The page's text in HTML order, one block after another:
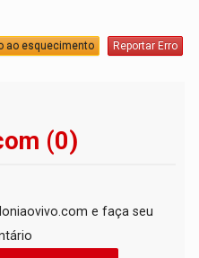
ao esquecimento Reportar Erro
(0)
e faça seu